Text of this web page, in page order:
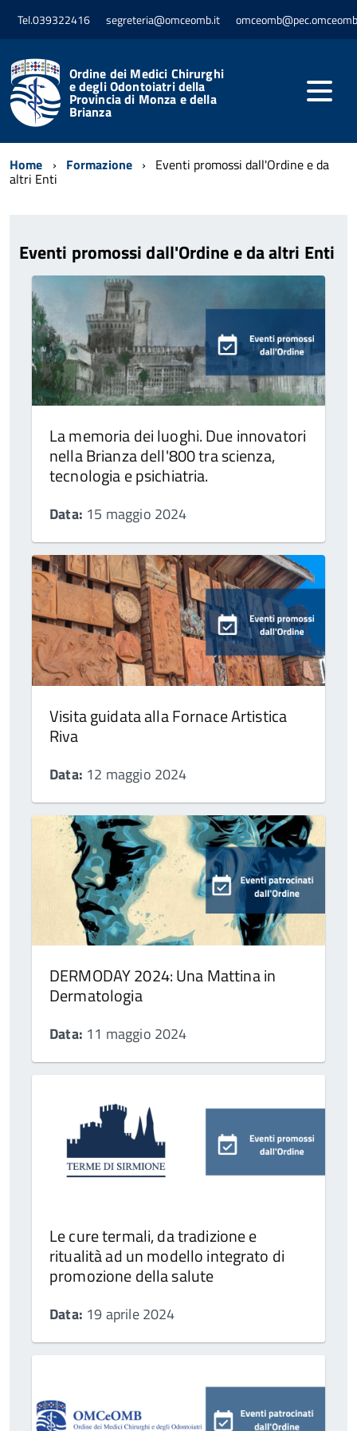
Tel.039322416 segreteria@omceomb.it
Ordine dei Medici Chirurghi
e degli Odontoiatri della
Provincia di Monza e della
Brianza
Home Formazione Eventi promossi dall'Ordine e da
altri Enti
Eventi promossi dall'Ordine e da altri Enti
La memoria dei luoghi. Due innovatori
nella Brianza dell'800 tra scienza,
tecnologia e psichiatria.
Data: 15 maggio 2024
Visita guidata alla Fornace Artistica
Riva
Data: 12 maggio 2024
DERMODAY 2024: Una Mattina in
Dermatologia
Data: 11 maggio 2024
Le cure termali, da tradizione e
ritualità ad un modello integrato di
promozione della salute
Data: 19 aprile 2024